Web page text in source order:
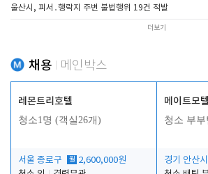
울산시, 피서․행락지 주변 불법행위 19건 적발
더보기
채용 메인박스
레몬트리호텔
청소1명 (객실26개)
서울 종로구 월 2,600,000원
메이트모텔
청소 부
경기 안산시